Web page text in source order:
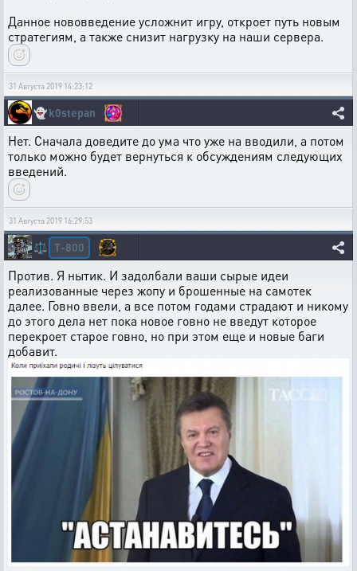
Данное нововведение усложнит игру, откроет путь новым
стратегиям, а также снизит нагрузку на наши сервера.
31 Августа 2019 14:23:12
👻k0stepan
Нет. Сначала доведите до ума что уже на вводили, а потом
только можно будет вернуться к обсуждениям следующих
введений.
31 Августа 2019 16:29:53
⚖️ T-800
Против. Я нытик. И задолбали ваши сырые идеи
реализованные через жопу и брошенные на самотек
далее. Говно ввели, а все потом годами страдают и никому
до этого дела нет пока новое говно не введут которое
перекроет старое говно, но при этом еще и новые баги
добавит.